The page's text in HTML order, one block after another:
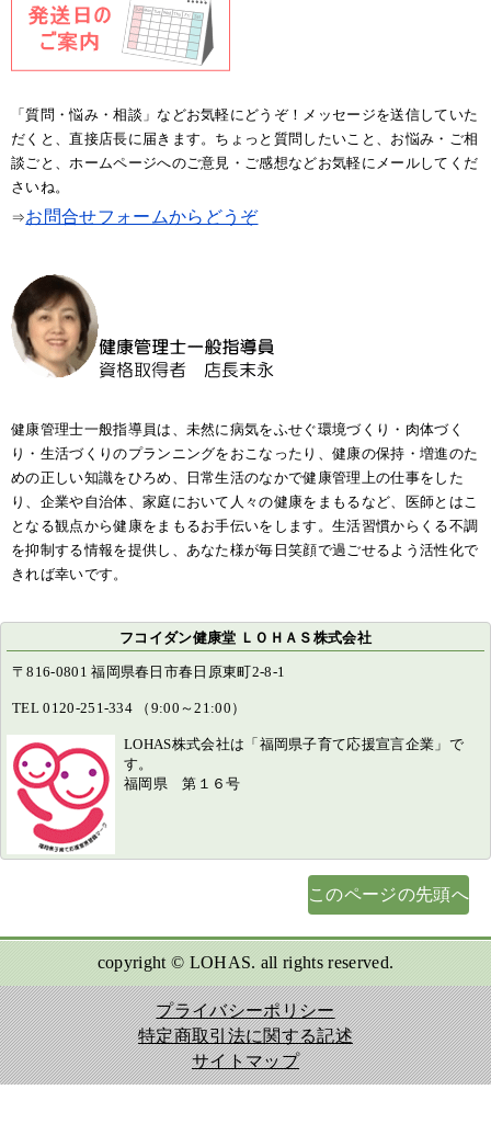
このページの先頭へ
「質問・悩み・相談」などお気軽にどうぞ！メッセージを送信していた
だくと、直接店長に届きます。ちょっと質問したいこと、お悩み・ご相
談ごと、ホームページへのご意見・ご感想などお気軽にメールしてくだ
さいね。
⇒お問合せフォームからどうぞ
健康管理士一般指導員は、未然に病気をふせぐ環境づくり・肉体づく
り・生活づくりのプランニングをおこなったり、健康の保持・増進のた
めの正しい知識をひろめ、日常生活のなかで健康管理上の仕事をした
り、企業や自治体、家庭において人々の健康をまもるなど、医師とはこ
となる観点から健康をまもるお手伝いをします。生活習慣からくる不調
を抑制する情報を提供し、あなた様が毎日笑顔で過ごせるよう活性化で
きれば幸いです。
フコイダン健康堂 ＬＯＨＡＳ株式会社
〒816-0801 福岡県春日市春日原東町2-8-1
TEL 0120-251-334 （9:00～21:00）
LOHAS株式会社は「福岡県子育て応援宣言企業」で
す。
福岡県 第１６号
copyright © LOHAS. all rights reserved.
プライバシーポリシー
特定商取引法に関する記述
サイトマップ